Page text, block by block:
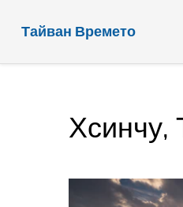
Тайван Времето
Хсинчу,